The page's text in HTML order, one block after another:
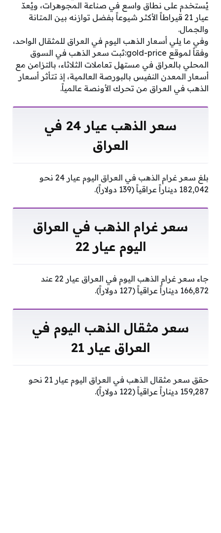
يُستخدم على نطاق واسع في صناعة المجوهرات، ويُعدّ
عيار 21 قيراطاً الأكثر شيوعاً بفضل توازنه بين المتانة
والجمال.
وفي ما يلي أسعار الذهب اليوم في العراق للمثقال الواحد،
وفقاً لموقع gold-price:ثبت سعر الذهب في السوق
المحلي بالعراق في مستهل تعاملات الثلاثاء، بالتزامن مع
أسعار المعدن النفيس بالبورصة العالمية، إذ تتأثر أسعار
الذهب في العراق من تحرك الأونصة عالمياً.
سعر الذهب عيار 24 في
العراق
بلغ سعر غرام الذهب في العراق اليوم عيار 24 نحو
182,042 ديناراً عراقياً (139 دولاراً).
سعر غرام الذهب في العراق
اليوم عيار 22
جاء سعر غرام الذهب اليوم في العراق عيار 22 عند
166,872 ديناراً عراقياً (127 دولاراً).
سعر مثقال الذهب اليوم في
العراق عيار 21
حقق سعر مثقال الذهب في العراق اليوم عيار 21 نحو
159,287 ديناراً عراقياً (122 دولاراً).